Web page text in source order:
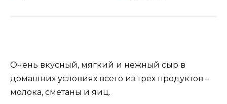
Очень вкусный, мягкий и нежный сыр в
домашних условиях всего из трех продуктов –
молока, сметаны и яиц.